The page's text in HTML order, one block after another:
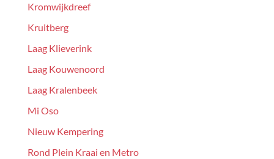
Kromwijkdreef
Kruitberg
Laag Klieverink
Laag Kouwenoord
Laag Kralenbeek
Mi Oso
Nieuw Kempering
Rond Plein Kraai en Metro